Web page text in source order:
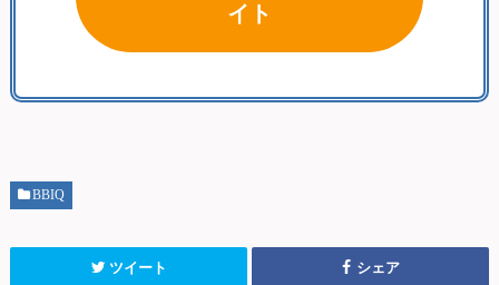
イト
BBIQ
ツイート シェア